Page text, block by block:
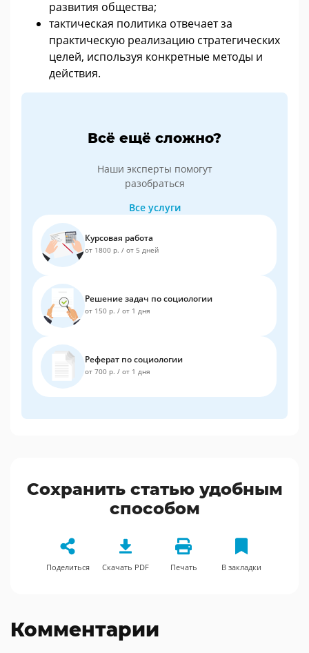
развития общества;
тактическая политика отвечает за
практическую реализацию стратегических
целей, используя конкретные методы и
действия.
Всё ещё сложно?
Наши эксперты помогут
разобраться
Все услуги
Курсовая работа
от 1800 р. / от 5 дней
Решение задач по социологии
от 150 р. / от 1 дня
Реферат по социологии
от 700 р. / от 1 дня
Сохранить статью удобным
способом
Поделиться Скачать PDF Печать В закладки
Комментарии